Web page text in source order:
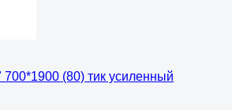
700*1900 (80) тик усиленный